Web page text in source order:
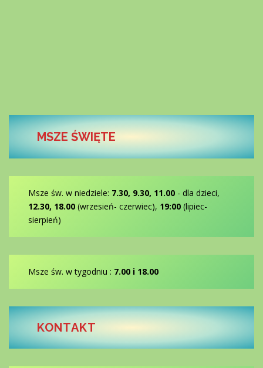
MSZE ŚWIĘTE
Msze św. w niedziele: 7.30, 9.30, 11.00 - dla dzieci,
12.30, 18.00 (wrzesień- czerwiec), 19:00(lipiec-
sierpień)
Msze św. w tygodniu : 7.00 i 18.00
KONTAKT